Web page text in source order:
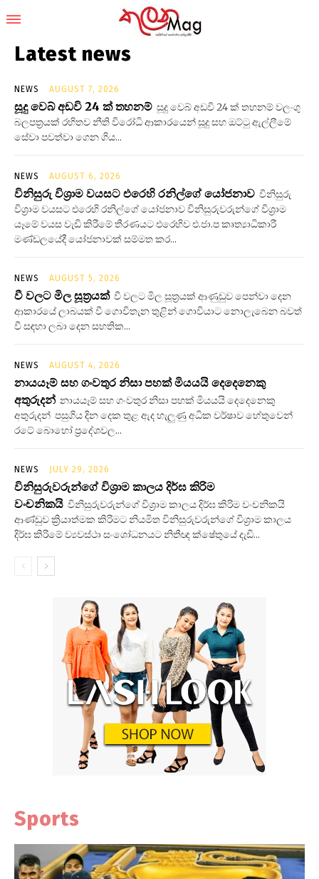
Latest news
NEWS AUGUST 7, 2026
සූදු වෙබ් අඩවි 24 ක් තහනම් සූදු වෙබ් අඩවි 24 ක් තහනම් වලංගු
බලපත්‍රයක් රහිතව නීති විරෝධි ආකාරයෙන් සූදු සහ ඔට්ටු ඇල්ලීමේ
සේවා පවත්වා ගෙන ගිය...
NEWS AUGUST 6, 2026
විනිසුරු විශ්‍රාම වයසට එරෙහි රනිල්ගේ යෝජනාව විනිසුරු
විශ්‍රාම වයසට එරෙහි රනිල්ගේ යෝජනාව විනිසුරුවරුන්ගේ විශ්‍රාම
යෑමේ වයස වැඩි කිරීමේ තීරණයට එරෙහිව එ.ජා.ප කෘත්‍යාධිකාරී
මණ්ඩලයේදී යෝජනාවක් සම්මත කර...
NEWS AUGUST 5, 2026
වී වලට මිල සූත්‍රයක් වී වලට මිල සූත්‍රයක් ආණුඩුව පෙන්වා දෙන
ආකාරයේ ලාබයක් වී ගොවිතැන තුළින් ගොවියාට නොලැබෙන බවත්
වී සඳහා ලබා දෙන සහතික...
NEWS AUGUST 4, 2026
නායයෑම් සහ ගංවතුර නිසා පහක් මියයයි දෙදෙනෙකු
අතුරුදන් නායයෑම් සහ ගංවතුර නිසා පහක් මියයයි දෙදෙනෙකු
අතුරුදන් පසුගිය දින දෙක තුළ ඇද හැලුණු අධික වර්ෂාව හේතුවෙන්
රටේ බොහෝ ප්‍රදේශවල...
NEWS JULY 29, 2026
විනිසුරුවරුන්ගේ විශ්‍රාම කාලය දිර්ඝ කිරිම
වංචනිකයි විනිසුරුවරුන්ගේ විශ්‍රාම කාලය දිර්ඝ කිරිම වංචනිකයි
ආණ්ඩුව ක්‍රියාත්මක කිරිමට නියමිත විනිසුරුවරුන්ගේ විශ්‍රාම කාලය
දිර්ඝ කිරිමේ ව්‍යවස්ථා සංශෝධනයට නිතීඥ ක්ෂේතුයේ දැඩි...
Sports